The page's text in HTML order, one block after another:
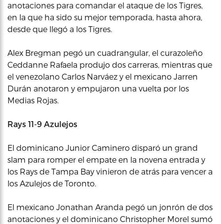
anotaciones para comandar el ataque de los Tigres,
en la que ha sido su mejor temporada, hasta ahora,
desde que llegó a los Tigres.
Alex Bregman pegó un cuadrangular, el curazoleño
Ceddanne Rafaela produjo dos carreras, mientras que
el venezolano Carlos Narváez y el mexicano Jarren
Durán anotaron y empujaron una vuelta por los
Medias Rojas.
Rays 11-9 Azulejos
El dominicano Junior Caminero disparó un grand
slam para romper el empate en la novena entrada y
los Rays de Tampa Bay vinieron de atrás para vencer a
los Azulejos de Toronto.
El mexicano Jonathan Aranda pegó un jonrón de dos
anotaciones y el dominicano Christopher Morel sumó